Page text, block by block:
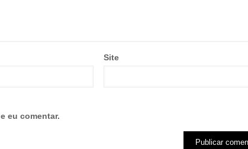
Site
eu comentar.